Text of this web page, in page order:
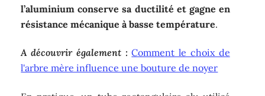
l’aluminium conserve sa ductilité et gagne en
résistance mécanique à basse température.
A découvrir également : Comment le choix de
l'arbre mère influence une bouture de noyer